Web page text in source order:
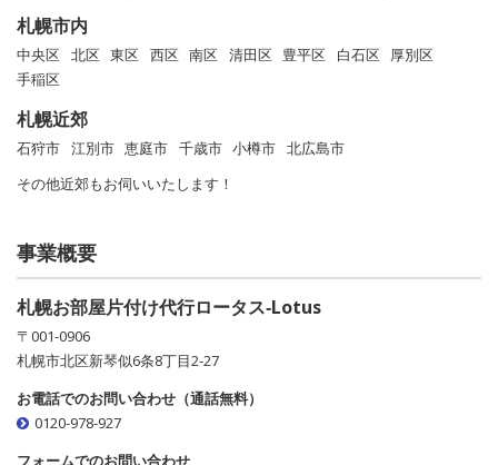
札幌市内
中央区 北区 東区 西区 南区 清田区 豊平区 白石区 厚別区
手稲区
札幌近郊
石狩市 江別市 恵庭市 千歳市 小樽市 北広島市
その他近郊もお伺いいたします！
事業概要
札幌お部屋片付け代行ロータス‐Lotus
〒001-0906
札幌市北区新琴似6条8丁目2-27
お電話でのお問い合わせ（通話無料）
0120-978-927